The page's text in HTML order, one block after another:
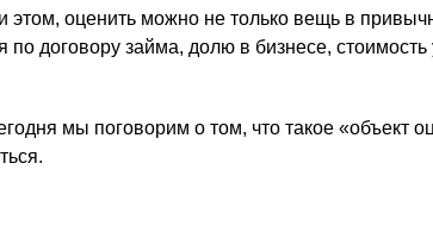
этом, оценить можно не только вещь в
договору займа, долю в бизнесе, стоимость
мы поговорим о том, что такое «объект